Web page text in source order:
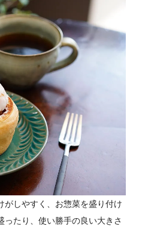
がしやすく、お惣菜を盛り付け
ったり、使い勝手の良い大きさ